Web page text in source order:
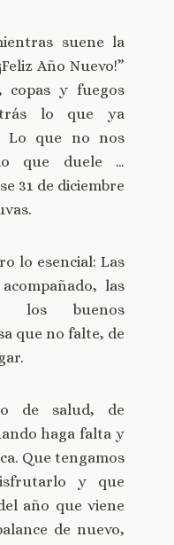
suene la
Año Nuevo!”
copas y fuegos
lo que ya
Lo que no nos
que duele …
31 de diciembre
lo esencial: Las
las
los buenos
que no falte, de
de salud, de
haga falta y
Que tengamos
y que
año que viene
de nuevo,